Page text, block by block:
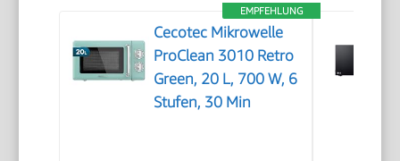
EMPFEHLUNG
Cecotec Mikrowelle
ProClean 3010 Retro
Green, 20 L, 700 W, 6
Stufen, 30 Min